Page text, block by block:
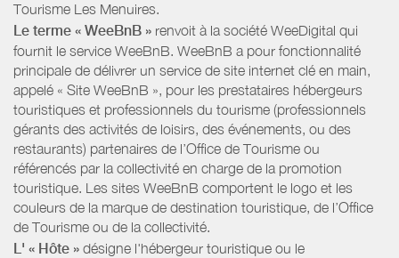
Tourisme Les Menuires.
Le terme « WeeBnB » renvoit à la société WeeDigital qui
fournit le service WeeBnB. WeeBnB a pour fonctionnalité
principale de délivrer un service de site internet clé en main,
appelé « Site WeeBnB », pour les prestataires hébergeurs
touristiques et professionnels du tourisme (professionnels
gérants des activités de loisirs, des événements, ou des
restaurants) partenaires de l’Office de Tourisme ou
référencés par la collectivité en charge de la promotion
touristique. Les sites WeeBnB comportent le logo et les
couleurs de la marque de destination touristique, de l’Office
de Tourisme ou de la collectivité.
L' « Hôte » désigne l'hébergeur touristique ou le